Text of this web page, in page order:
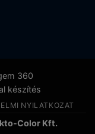
NYILATKOZAT
Color Kft.